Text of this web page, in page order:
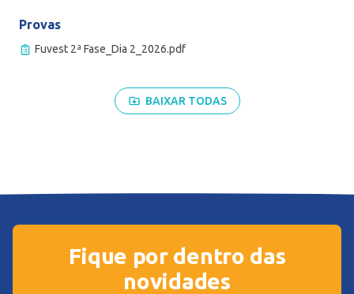
Provas
Fuvest 2ª Fase_Dia 2_2026.pdf
BAIXAR TODAS
Fique por dentro das
novidades